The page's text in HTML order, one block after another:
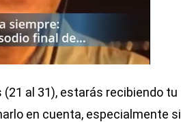
al 31), estarás recibiendo tu
en cuenta, especialmente si